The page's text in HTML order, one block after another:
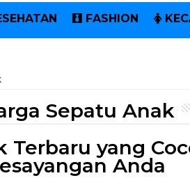
FASHION
Sepatu Anak
Terbaru yang
Anda